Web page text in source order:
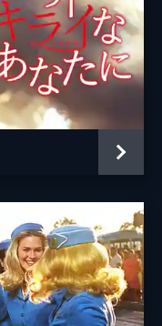
ジョーダン・ホロウィッツ
ゲイリー・ギルバート
マーク・プラット